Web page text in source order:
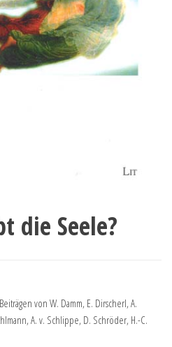
die Seele?
von W. Damm, E. Dirscherl, A.
A. v. Schlippe, D. Schröder, H.-C.